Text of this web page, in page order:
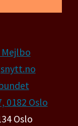
Mejlbo
0182 Oslo
Oslo